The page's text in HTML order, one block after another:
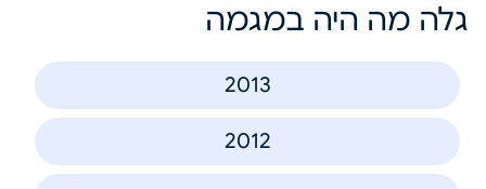
גלה מה היה במגמה
2013
2012